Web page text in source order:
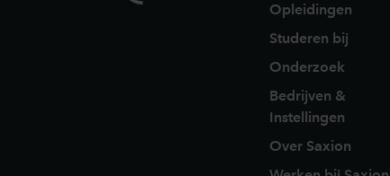
Opleidingen
Studeren bij
Onderzoek
Bedrijven &
Instellingen
Over Saxion